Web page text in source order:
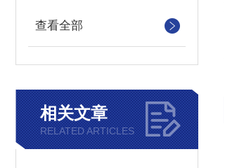
查看全部
相关文章
RELATED ARTICLES